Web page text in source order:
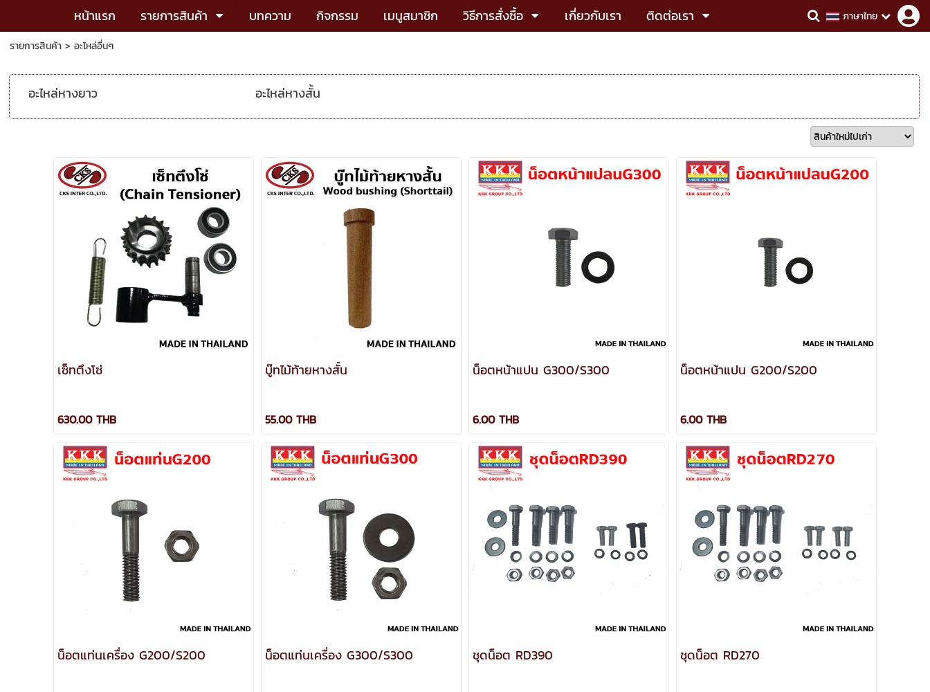
หน้าแรก รายการสินค้า บทความ กิจกรรม เมนูสมาชิก วิธีการสั่งซื้อ เกี่ยวกับเรา ติดต่อเรา ภาษาไทย
รายการสินค้า> อะไหล่อื่นๆ
อะไหล่หางยาว อะไหล่หางสั้น
เซ็ทตึงโซ่
630.00 THB
บู๊ทไม้ท้ายหางสั้น
55.00 THB
น็อตหน้าแปน G300/S300
6.00 THB
น็อตหน้าแปน G200/S200
6.00 THB
น็อตแท่นเครื่อง G200/S200 น็อตแท่นเครื่อง G300/S300 ชุดน็อต RD390 ชุดน็อต RD270